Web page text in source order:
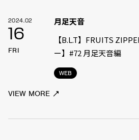
2024.02
16
FRI
WEB
月足天音
【B.L.T】FRUITS
ー】#72 月足天音編
VIEW MORE